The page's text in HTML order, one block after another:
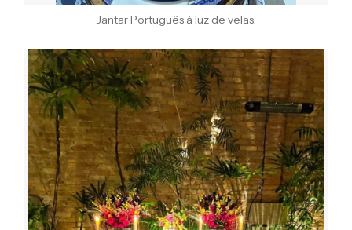
Jantar Português à luz de velas.